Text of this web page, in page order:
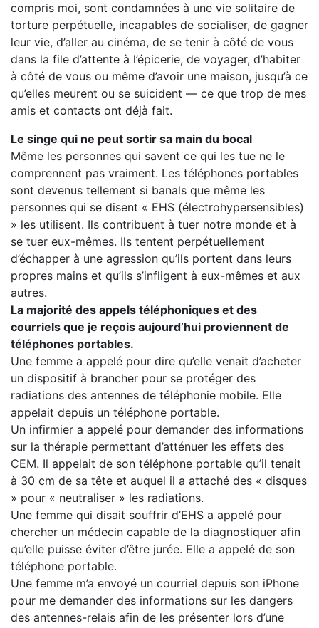
compris moi, sont condamnées à une vie solitaire de
torture perpétuelle, incapables de socialiser, de gagner
leur vie, d’aller au cinéma, de se tenir à côté de vous
dans la file d’attente à l’épicerie, de voyager, d’habiter
à côté de vous ou même d’avoir une maison, jusqu’à ce
qu’elles meurent ou se suicident — ce que trop de mes
amis et contacts ont déjà fait.
Le singe qui ne peut sortir sa main du bocal
Même les personnes qui savent ce qui les tue ne le
comprennent pas vraiment. Les téléphones portables
sont devenus tellement si banals que même les
personnes qui se disent « EHS (électrohypersensibles)
» les utilisent. Ils contribuent à tuer notre monde et à
se tuer eux-mêmes. Ils tentent perpétuellement
d’échapper à une agression qu’ils portent dans leurs
propres mains et qu’ils s’infligent à eux-mêmes et aux
autres.
La majorité des appels téléphoniques et des
courriels que je reçois aujourd’hui proviennent de
téléphones portables.
Une femme a appelé pour dire qu’elle venait d’acheter
un dispositif à brancher pour se protéger des
radiations des antennes de téléphonie mobile. Elle
appelait depuis un téléphone portable.
Un infirmier a appelé pour demander des informations
sur la thérapie permettant d’atténuer les effets des
CEM. Il appelait de son téléphone portable qu’il tenait
à 30 cm de sa tête et auquel il a attaché des « disques
» pour « neutraliser » les radiations.
Une femme qui disait souffrir d’EHS a appelé pour
chercher un médecin capable de la diagnostiquer afin
qu’elle puisse éviter d’être jurée. Elle a appelé de son
téléphone portable.
Une femme m’a envoyé un courriel depuis son iPhone
pour me demander des informations sur les dangers
des antennes-relais afin de les présenter lors d’une